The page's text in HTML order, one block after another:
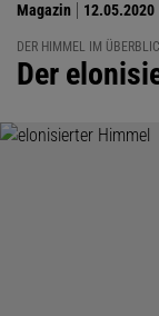
Magazin 12.05.2020
DER HIMMEL IM
:
Der